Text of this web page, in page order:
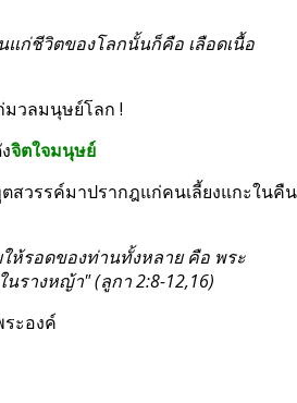
แก่ชีวิตของโลกนั้นก็คือ เลือดเนื้อ
มวลมนุษย์โลก !
จิตใจมนุษย์
วรรค์มาปรากฎแก่คนเลี้ยงแกะในคื
ให้รอดของท่านทั้งหลาย คือ พระ
รางหญ้า" (ลูกา 2:8-12,16)
ะองค์